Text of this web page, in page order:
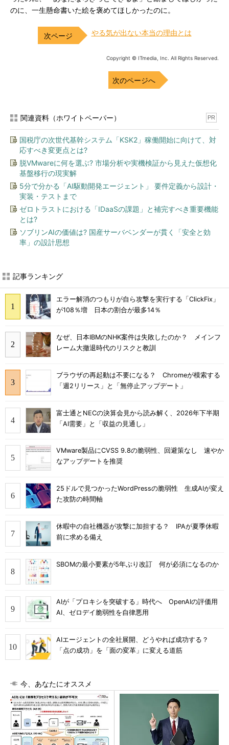
のに、一生懸命書いた絵を褒めてほしかったのに。
やる気が出ない本当の理由とは
Copyright © ITmedia, Inc. All Rights Reserved.
次のページへ
関連資料（ホワイトペーパー） PR
国税庁の次世代基幹システム「KSK2」稼働開始に向けて、対
応すべき変更点とは?
脱VMwareに何を選ぶ? 市場分析や実機検証から見えた仮想化
基盤移行の現実解
5分で分かる「AI駆動開発エージェント」 要件定義から設計・
実装・テストまで
ゼロトラストにおける「IDaaSの課題」と補完すべき重要機能
とは?
ソブリンAIの価値は? 国産サーバベンダーが貫く「安全と効
率」の設計思想
記事ランキング
エラー解消のつもりが自ら攻撃を実行する「ClickFix」
が108％増 日本の割合が最多14％
なぜ、日本IBMのNHK案件は失敗したのか？ メインフ
レーム大撤退時代のリスクと教訓
ブラウザの再起動は不要になる？ Chromeが模索する
「週2リリース」と「無停止アップデート」
富士通とNECの決算会見から読み解く、2026年下半期
「AI需要」と「収益の見通し」
VMware製品にCVSS 9.8の脆弱性、回避策なし 速やか
なアップデートを推奨
25ドルで見つかったWordPressの脆弱性 生成AIが変え
た攻防の時間軸
休暇中の自社機器が攻撃に加担する？ IPAが夏季休暇
前に求める備え
SBOMの最小要素が5年ぶり改訂 何が必須になるのか
AIが「プロキシを突破する」時代へ OpenAIの評価用
AI、ゼロデイ脆弱性を自律悪用
AIエージェントの全社展開、どうやれば成功する？
「点の成功」を「面の変革」に変える道筋
今、あなたにオススメ